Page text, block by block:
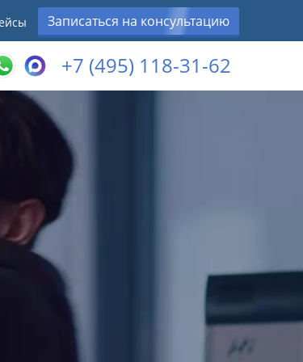
Записаться на консультацию
+7 (495) 118-31-62